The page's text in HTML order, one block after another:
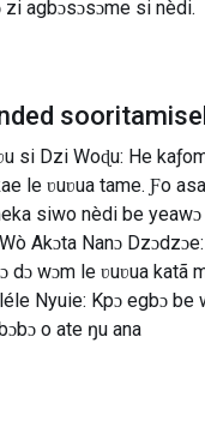
zi agbɔsɔsɔme si nèdi.
si Dzi Woɖu: He
le ʋuʋua tame. Ƒo
siwo nèdi be yeawɔ
Akɔta Nanɔ
dɔ wɔm le ʋuʋua katã
Nyuie: Kpɔ egbɔ be
o ate ŋu ana